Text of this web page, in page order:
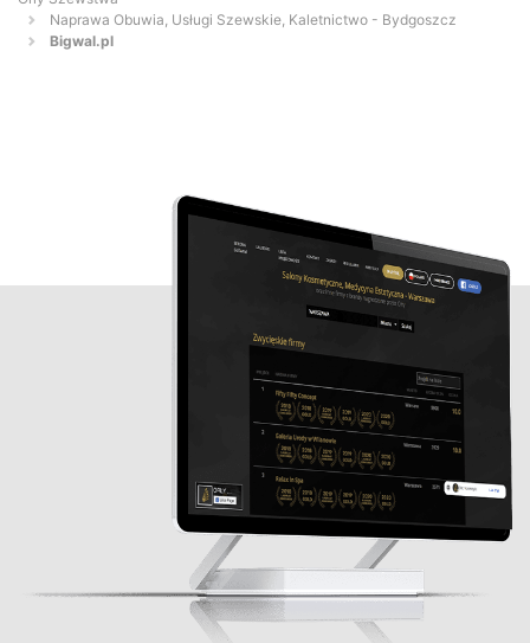
Naprawa Obuwia, Usługi Szewskie, Kaletnictwo - Bydgoszcz
Bigwal.pl